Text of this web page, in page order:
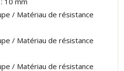
/ Matériau de résistance
/ Matériau de résistance
/ Matériau de résistance